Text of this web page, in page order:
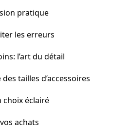
pratique
les erreurs
l’art du détail
tailles d’accessoires
choix éclairé
achats